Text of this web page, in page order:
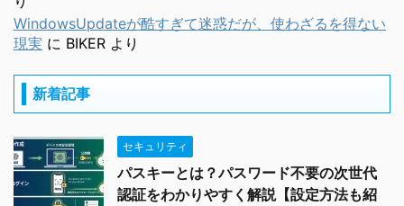
WindowsUpdateが酷すぎて迷惑だが、使わざるを得ない
現実 に BIKER より
新着記事
セキュリティ
パスキーとは？パスワード不要の次世代
認証をわかりやすく解説【設定方法も紹